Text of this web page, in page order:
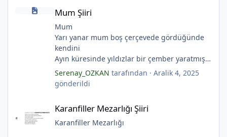
(Serenay Özkan, Viata)
Mum Şiiri
Mum
Yarı yanar mum boş çerçevede gördüğünde
kendini
Ayın küresinde yıldızlar bir çember yaratmış
Çocukların rüyalarını.
Gıcırdayan tahta evimizdeki mumlar
Bizi bizlere gösteren fenermiş.
Fenerler bir başka yanarmış.
Hayalin gerçeğinde susmayan sesini
Serenay_OZKAN tarafından · Aralik 4, 2025
gönderildi
Karanfiller Mezarlığı Şiiri
Karanfiller Mezarlığı